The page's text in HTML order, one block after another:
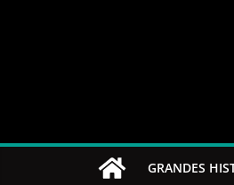
GRANDES